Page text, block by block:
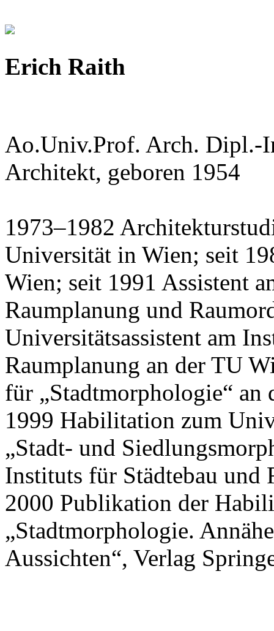
Erich Raith
Ao.Univ.Prof. Arch. Dipl.-
Architekt, geboren 1954
1973–1982
Universität in Wien; seit
Wien; seit 1991 Assistent
Raumplanung und
Universitätsassistent am
Raumplanung an der TU
für „Stadtmorphologie“
1999 Habilitation zum
„Stadt- und
Instituts für Städtebau und
2000 Publikation der
„Stadtmorphologie.
Aussichten“, Verlag